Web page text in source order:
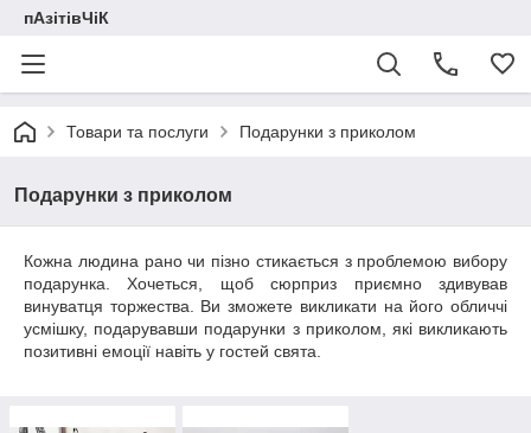
пАзітівЧіК
Товари та послуги Подарунки з приколом
Подарунки з приколом
Кожна людина рано чи пізно стикається з проблемою вибору
подарунка. Хочеться, щоб сюрприз приємно здивував
винуватця торжества. Ви зможете викликати на його обличчі
усмішку, подарувавши подарунки з приколом, які викликають
позитивні емоції навіть у гостей свята.